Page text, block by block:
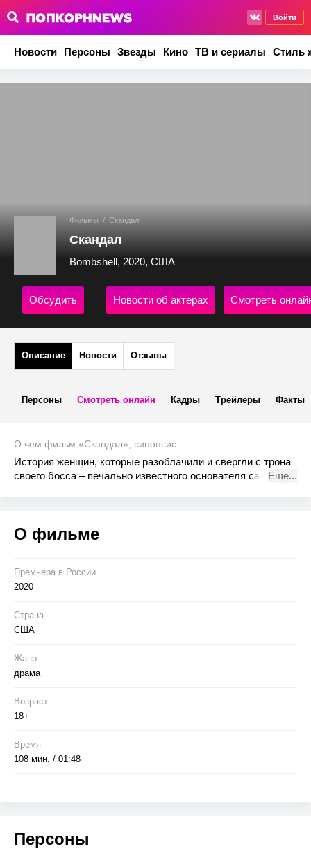
Войти
Новости Персоны Звезды Кино ТВ и сериалы Стиль
Фильмы / Скандал
Скандал
Bombshell, 2020, США
Обсудить Новости об актерах Смотреть
Описание Новости Отзывы
Персоны Смотреть онлайн Кадры Трейлеры Факты
О чем фильм «Скандал», синопсис
История женщин, которые разоблачили и свергли с трона
своего босса – печально известного основателя самойЕще...
О фильме
Премьера в Росcии
2020
Страна
США
Жанр
драма
Возраст
18+
Время
108 мин. / 01:48
Персоны